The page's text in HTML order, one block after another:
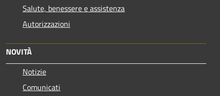
Salute, benessere e assistenza
Autorizzazioni
NOVITÀ
Notizie
Comunicati